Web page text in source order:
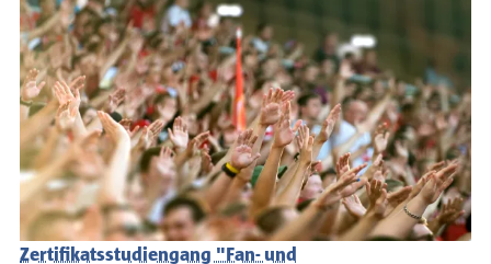
Zertifikatsstudiengang "Fan- und